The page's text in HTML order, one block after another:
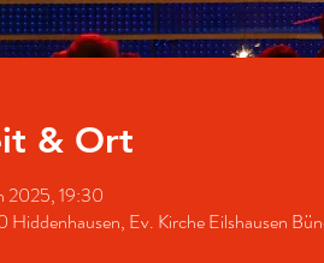
& Ort
2025, 19:30
Hiddenhausen, Ev. Kirche Eilshausen